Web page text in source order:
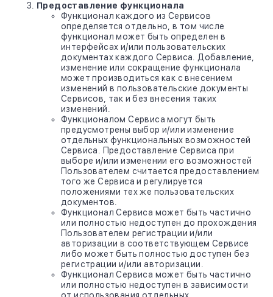
Предоставление функционала
Функционал каждого из Сервисов
определяется отдельно, в том числе
функционал может быть определен в
интерфейсах и/или пользовательских
документах каждого Сервиса. Добавление,
изменение или сокращение функционала
может производиться как с внесением
изменений в пользовательские документы
Сервисов, так и без внесения таких
изменений.
Функционалом Сервиса могут быть
предусмотрены выбор и/или изменение
отдельных функциональных возможностей
Сервиса. Предоставление Сервиса при
выборе и/или изменении его возможностей
Пользователем считается предоставлением
того же Сервиса и регулируется
положениями тех же пользовательских
документов.
Функционал Сервиса может быть частично
или полностью недоступен до прохождения
Пользователем регистрации и/или
авторизации в соответствующем Сервисе
либо может быть полностью доступен без
регистрации и/или авторизации.
Функционал Сервиса может быть частично
или полностью недоступен в зависимости